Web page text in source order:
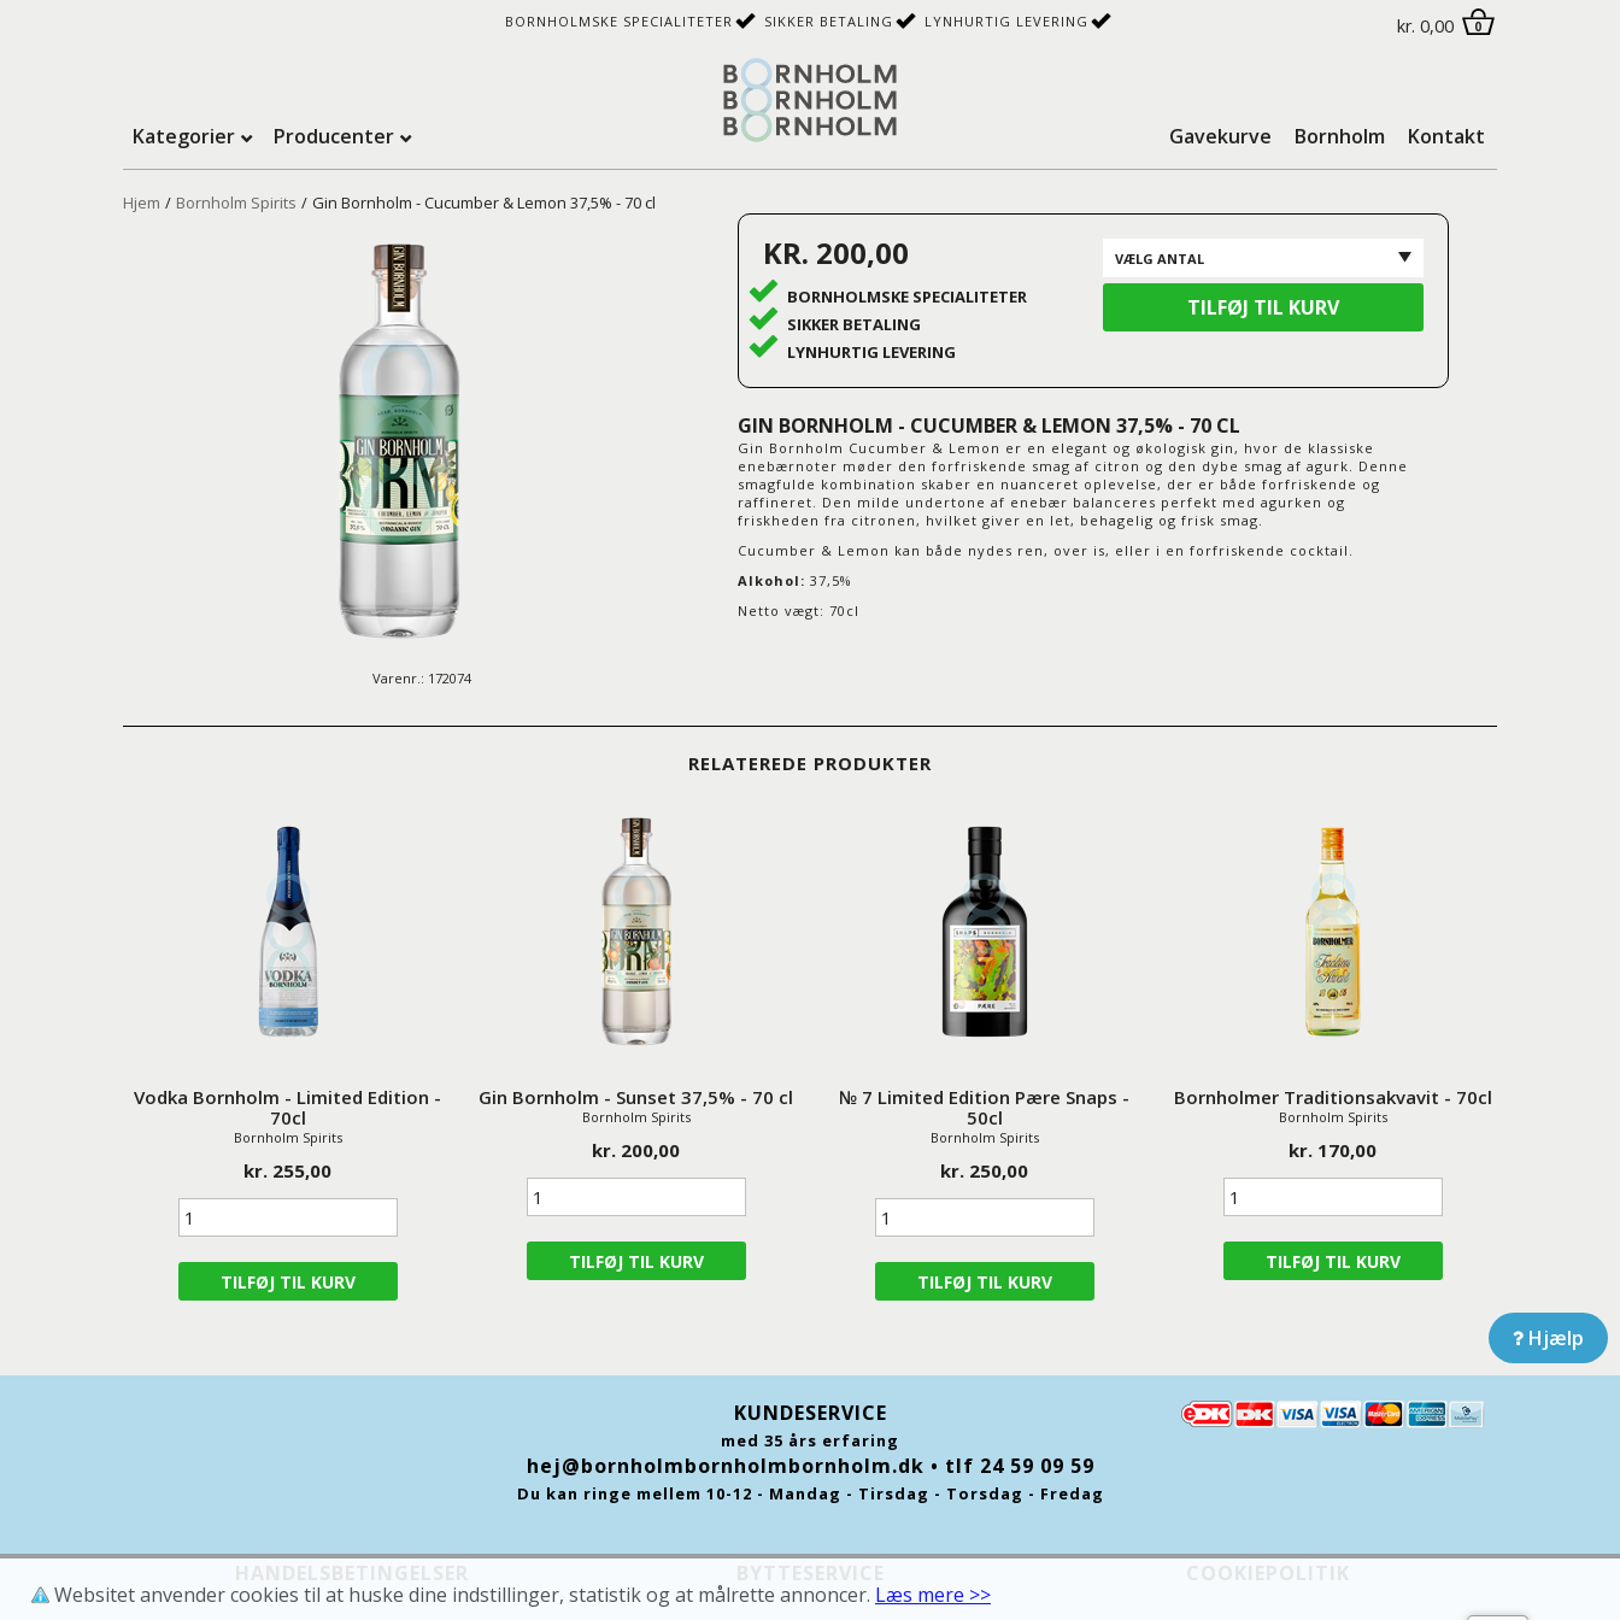
BORNHOLMSKE SPECIALITETER SIKKER BETALING LYNHURTIG LEVERING
Kategorier Producenter Gavekurve Bornholm Kontakt
kr. 0,00 0
Hjem / Bornholm Spirits / Gin Bornholm - Cucumber & Lemon 37,5% - 70 cl
KR. 200,00
BORNHOLMSKE SPECIALITETER
SIKKER BETALING
LYNHURTIG LEVERING
GIN BORNHOLM - CUCUMBER & LEMON 37,5% - 70 CL
Gin Bornholm Cucumber & Lemon er en elegant og økologisk gin, hvor de klassiske
enebærnoter møder den forfriskende smag af citron og den dybe smag af agurk. Denne
smagfulde kombination skaber en nuanceret oplevelse, der er både forfriskende og
raffineret. Den milde undertone af enebær balanceres perfekt med agurken og
friskheden fra citronen, hvilket giver en let, behagelig og frisk smag.
Cucumber & Lemon kan både nydes ren, over is, eller i en forfriskende cocktail.
Alkohol: 37,5%
Netto vægt: 70cl
Varenr.: 172074
RELATEREDE PRODUKTER
Vodka Bornholm - Limited Edition -
70cl
Bornholm Spirits
kr. 255,00
Gin Bornholm - Sunset 37,5% - 70 cl
Bornholm Spirits
kr. 200,00
№ 7 Limited Edition Pære Snaps -
50cl
Bornholm Spirits
kr. 250,00
Bornholmer Traditionsakvavit - 70cl
Bornholm Spirits
kr. 170,00
Hjælp
KUNDESERVICE
med 35 års erfaring
hej@bornholmbornholmbornholm.dk • tlf 24 59 09 59
Du kan ringe mellem 10-12 - Mandag - Tirsdag - Torsdag - Fredag
HANDELSBETINGELSER BYTTESERVICE COOKIEPOLITIK
Websitet anvender cookies til at huske dine indstillinger, statistik og at målrette annoncer. Læs mere >>